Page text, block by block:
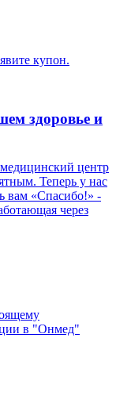
купон.
здоровье и
центр
Теперь у нас
вам «Спасибо!» -
через
в "Онмед"